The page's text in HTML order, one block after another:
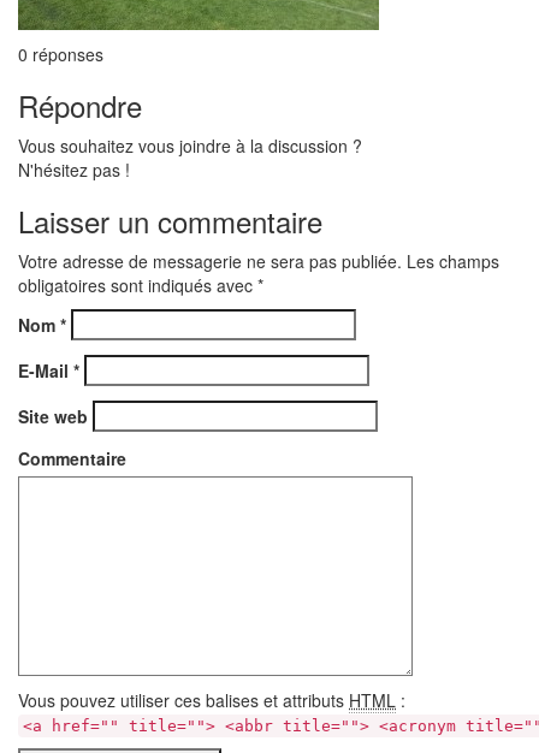
0 réponses
Répondre
Vous souhaitez vous joindre à la discussion ?
N'hésitez pas !
Laisser un commentaire
Votre adresse de messagerie ne sera pas publiée. Les champs
obligatoires sont indiqués avec *
Nom *
E-Mail *
Site web
Commentaire
Vous pouvez utiliser ces balises et attributs HTML :
<a href="" title=""> <abbr title=""> <acronym